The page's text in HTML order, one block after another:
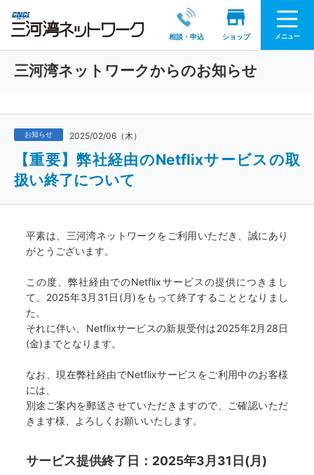
相談・申込 ショップ メニュー
三河湾ネットワークからのお知らせ
お知らせ 2025/02/06（木）
【重要】弊社経由のNetflixサービスの取
扱い終了について
平素は、三河湾ネットワークをご利用いただき、誠にあり
がとうございます。
この度、弊社経由でのNetflixサービスの提供につきまし
て、2025年3月31日(月)をもって終了することとなりまし
た。
それに伴い、Netflixサービスの新規受付は2025年2月28日
(金)までとなります。
なお、現在弊社経由でNetflixサービスをご利用中のお客様
には、
別途ご案内を郵送させていただきますので、ご確認いただ
きます様、よろしくお願いいたします。
サービス提供終了日：2025年3月31日(月)